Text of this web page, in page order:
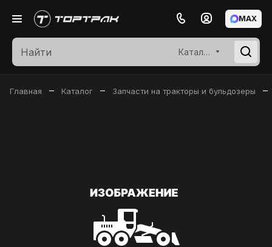
Каталог
MAX
Главная – Каталог – Запчасти на тракторы и бульдозеры –